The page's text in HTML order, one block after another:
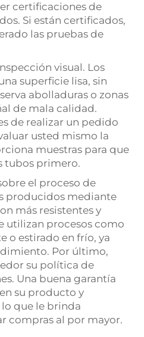
certificaciones de
Si están certificados,
las pruebas de
visual. Los
superficie lisa, sin
abolladuras o zonas
de mala calidad.
de realizar un pedido
usted mismo la
muestras para que
tubos primero.
el proceso de
producidos mediante
más resistentes y
utilizan procesos como
o estirado en frío, ya
Por último,
su política de
Una buena garantía
su producto y
que le brinda
compras al por mayor.